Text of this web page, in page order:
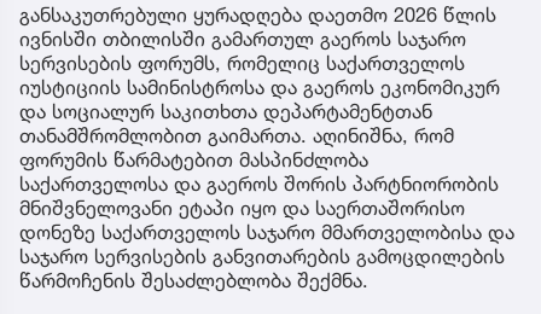
განსაკუთრებული ყურადღება დაეთმო 2026 წლის
ივნისში თბილისში გამართულ გაეროს საჯარო
სერვისების ფორუმს, რომელიც საქართველოს
იუსტიციის სამინისტროსა და გაეროს ეკონომიკურ
და სოციალურ საკითხთა დეპარტამენტთან
თანამშრომლობით გაიმართა. აღინიშნა, რომ
ფორუმის წარმატებით მასპინძლობა
საქართველოსა და გაეროს შორის პარტნიორობის
მნიშვნელოვანი ეტაპი იყო და საერთაშორისო
დონეზე საქართველოს საჯარო მმართველობისა და
საჯარო სერვისების განვითარების გამოცდილების
წარმოჩენის შესაძლებლობა შექმნა.